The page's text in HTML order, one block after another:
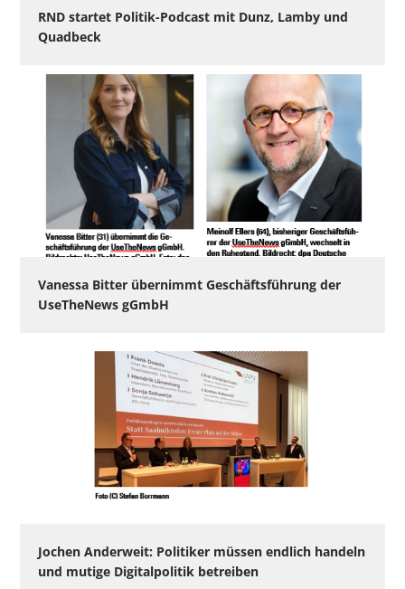
RND startet Politik-Podcast mit Dunz, Lamby und
Quadbeck
Vanessa Bitter übernimmt Geschäftsführung der
UseTheNews gGmbH
Jochen Anderweit: Politiker müssen endlich handeln
und mutige Digitalpolitik betreiben